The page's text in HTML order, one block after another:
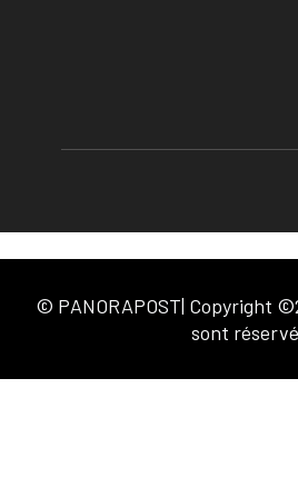
© PANORAPOST| Copyright
sont